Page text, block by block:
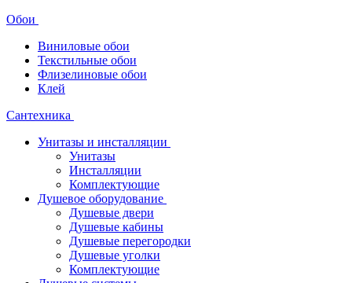
Обои
Виниловые обои
Текстильные обои
Флизелиновые обои
Клей
Сантехника
Унитазы и инсталляции
Унитазы
Инсталляции
Комплектующие
Душевое оборудование
Душевые двери
Душевые кабины
Душевые перегородки
Душевые уголки
Комплектующие